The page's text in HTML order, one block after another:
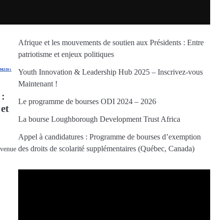
Afrique et les mouvements de soutien aux Présidents : Entre
patriotisme et enjeux politiques
Youth Innovation & Leadership Hub 2025 – Inscrivez-vous
Maintenant !
Le programme de bourses ODI 2024 – 2026
La bourse Loughborough Development Trust Africa
Appel à candidatures : Programme de bourses d’exemption
des droits de scolarité supplémentaires (Québec, Canada)